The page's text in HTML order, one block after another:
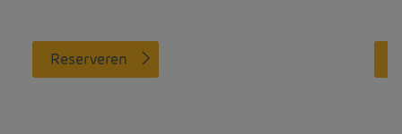
Reserveren